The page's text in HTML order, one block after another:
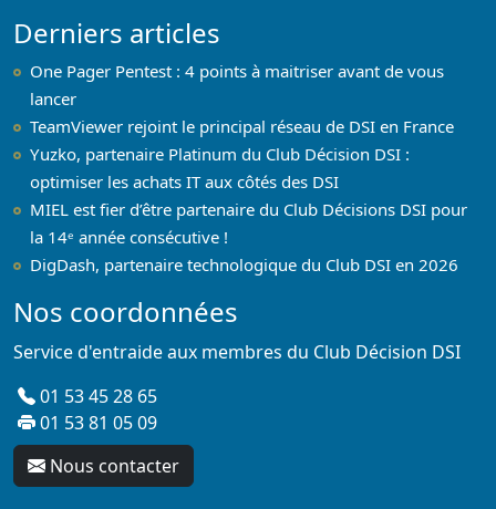
Derniers articles
One Pager Pentest : 4 points à maitriser avant de vous
lancer
TeamViewer rejoint le principal réseau de DSI en France
Yuzko, partenaire Platinum du Club Décision DSI :
optimiser les achats IT aux côtés des DSI
MIEL est fier d’être partenaire du Club Décisions DSI pour
la 14ᵉ année consécutive !
DigDash, partenaire technologique du Club DSI en 2026
Nos coordonnées
Service d'entraide aux membres du Club Décision DSI
01 53 45 28 65
01 53 81 05 09
Nous contacter